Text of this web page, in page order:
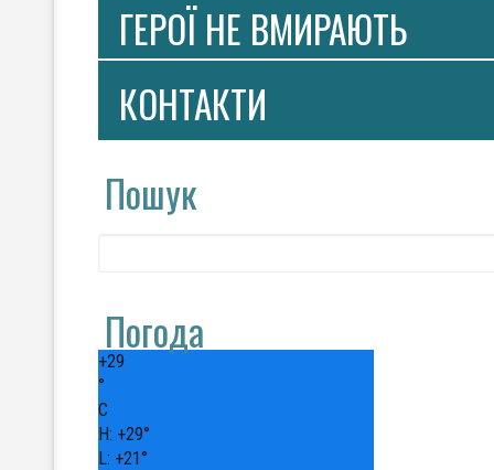
ГЕРОЇ НЕ ВМИРАЮТЬ
КОНТАКТИ
Пошук
Погода
+29
°
C
H: +29°
L: +21°